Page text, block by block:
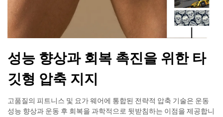
성능 향상과 회복 촉진을 위한 타
깃형 압축 지지
고품질의 피트니스 및 요가 웨어에 통합된 전략적 압축 기술은 운동
성능 향상과 운동 후 회복을 과학적으로 뒷받침하는 이점을 제공합니